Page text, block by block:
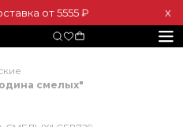
от 5555 ₽ Х
смелых"